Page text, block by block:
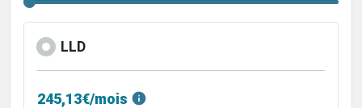
LLD
245,13€/mois